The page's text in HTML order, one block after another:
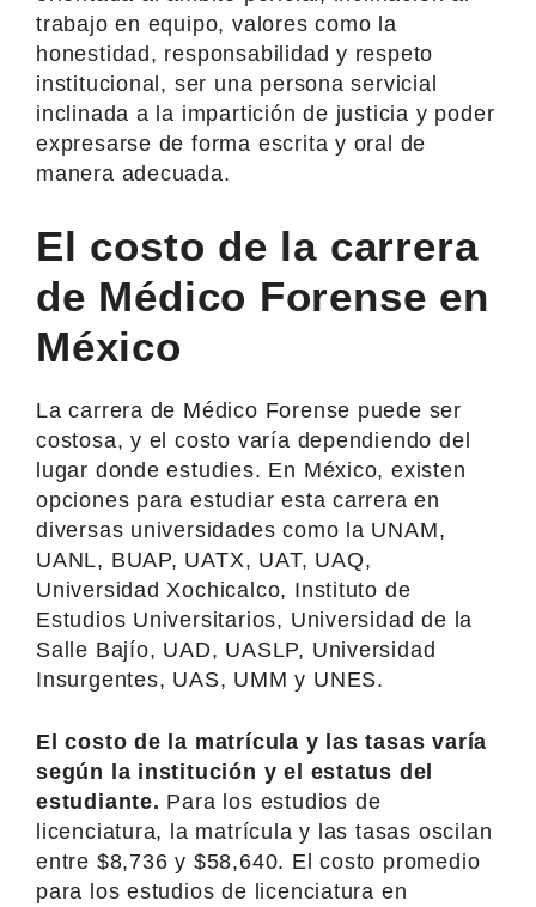
trabajo en equipo, valores como la
honestidad, responsabilidad y respeto
institucional, ser una persona servicial
inclinada a la impartición de justicia y poder
expresarse de forma escrita y oral de
manera adecuada.
El costo de la carrera
de Médico Forense en
México
La carrera de Médico Forense puede ser
costosa, y el costo varía dependiendo del
lugar donde estudies. En México, existen
opciones para estudiar esta carrera en
diversas universidades como la UNAM,
UANL, BUAP, UATX, UAT, UAQ,
Universidad Xochicalco, Instituto de
Estudios Universitarios, Universidad de la
Salle Bajío, UAD, UASLP, Universidad
Insurgentes, UAS, UMM y UNES.
El costo de la matrícula y las tasas varía
según la institución y el estatus del
estudiante. Para los estudios de
licenciatura, la matrícula y las tasas oscilan
entre $8,736 y $58,640. El costo promedio
para los estudios de licenciatura en